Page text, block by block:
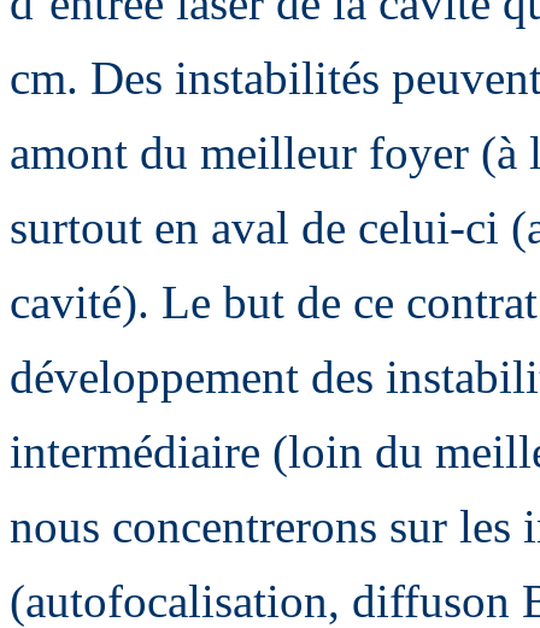
cm. Des instabilités
amont du meilleur foyer (à
surtout en aval de celui-ci
cavité). Le but de ce
développement des
intermédiaire (loin du
nous concentrerons sur
(autofocalisation, diffuson